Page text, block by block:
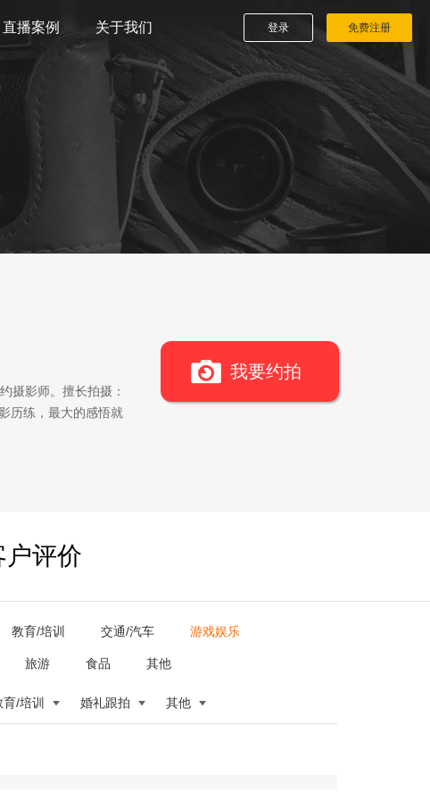
直播案例 关于我们 登录 免费注册
摄影师。擅长拍摄：
历练，最大的感悟就
我要约拍
户评价
教育/培训 交通/汽车 游戏娱乐
旅游 食品 其他
育/培训 婚礼跟拍 其他